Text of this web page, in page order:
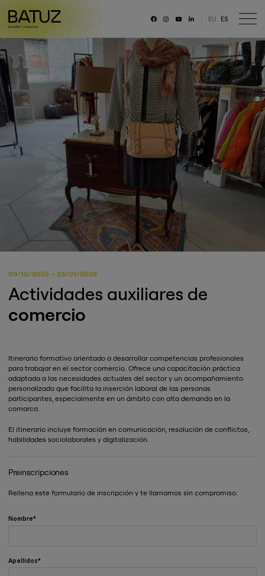
Fundación
Historia
Misión, Visión, Principios
Organización
Portal de transparencia
Memoria anual y datos generales
Canal ético
Trabaja con nosotras/os
EU ES
09/10/2025 – 23/01/2026
Actividades auxiliares de
comercio
Itinerario formativo orientado a desarrollar competencias profesionales
para trabajar en el sector comercio. Ofrece una capacitación práctica
adaptada a las necesidades actuales del sector y un acompañamiento
personalizado que facilita la inserción laboral de las personas
participantes, especialmente en un ámbito con alta demanda en la
comarca.
El itinerario incluye formación en comunicación, resolución de conflictos,
habilidades sociolaborales y digitalización.
Preinscripciones
Rellena este formulario de inscripción y te llamamos sin compromiso.
Nombre
Apellidos